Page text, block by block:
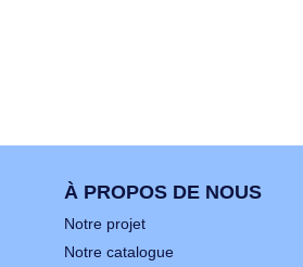
À PROPOS DE NOUS
Notre projet
Notre catalogue